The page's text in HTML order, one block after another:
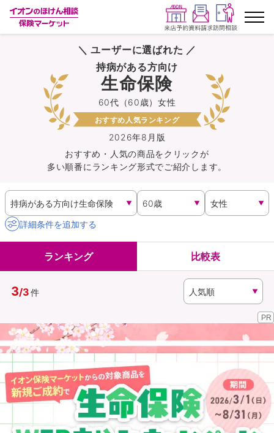
ランキングから探す
保険を比較する
保険会社から探す
イオンカード会員さま専用保険
キャンペーン一覧
コラム
イオングループ従業員さま向け
（無料） （無料）
イオンカード会員さま専用保険
＼ ユーザーに選ばれた ／
2026年8月版
60代（60歳）女性
持病がある方向け
生命保険
おすすめ人気ランキング
おすすめ・人気の商品をクリックが
多い順番にランキング形式でご紹介します。
詳細条件を追加する
ランキング 比較表
3/3件
PR